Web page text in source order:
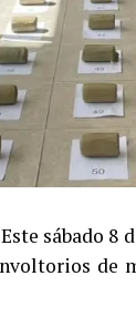
sábado 8
de